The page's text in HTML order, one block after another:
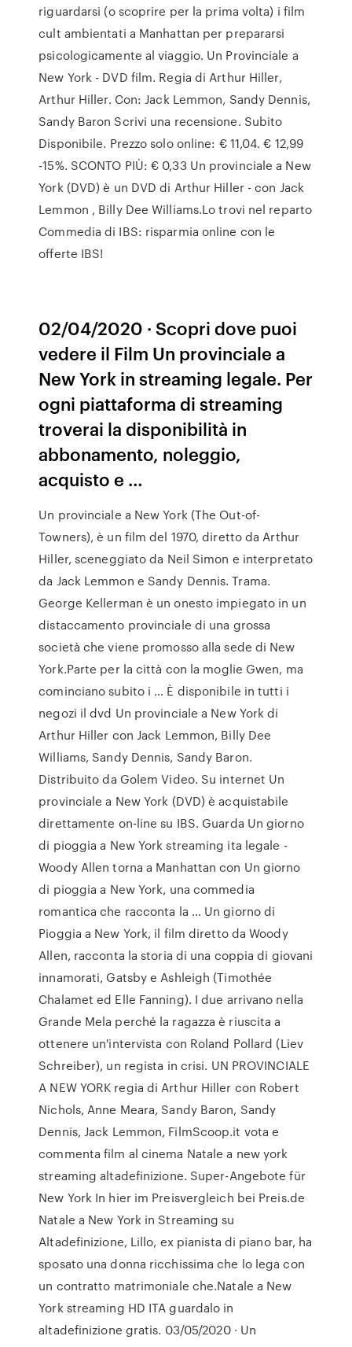
riguardarsi (o scoprire per la prima volta) i film
cult ambientati a Manhattan per prepararsi
psicologicamente al viaggio. Un Provinciale a
New York - DVD film. Regia di Arthur Hiller,
Arthur Hiller. Con: Jack Lemmon, Sandy Dennis,
Sandy Baron Scrivi una recensione. Subito
Disponibile. Prezzo solo online: € 11,04. € 12,99
-15%. SCONTO PIÙ: € 0,33 Un provinciale a New
York (DVD) è un DVD di Arthur Hiller - con Jack
Lemmon , Billy Dee Williams.Lo trovi nel reparto
Commedia di IBS: risparmia online con le
offerte IBS!
02/04/2020 · Scopri dove puoi
vedere il Film Un provinciale a
New York in streaming legale. Per
ogni piattaforma di streaming
troverai la disponibilità in
abbonamento, noleggio,
acquisto e …
Un provinciale a New York (The Out-of-
Towners), è un film del 1970, diretto da Arthur
Hiller, sceneggiato da Neil Simon e interpretato
da Jack Lemmon e Sandy Dennis. Trama.
George Kellerman è un onesto impiegato in un
distaccamento provinciale di una grossa
società che viene promosso alla sede di New
York.Parte per la città con la moglie Gwen, ma
cominciano subito i … È disponibile in tutti i
negozi il dvd Un provinciale a New York di
Arthur Hiller con Jack Lemmon, Billy Dee
Williams, Sandy Dennis, Sandy Baron.
Distribuito da Golem Video. Su internet Un
provinciale a New York (DVD) è acquistabile
direttamente on-line su IBS. Guarda Un giorno
di pioggia a New York streaming ita legale -
Woody Allen torna a Manhattan con Un giorno
di pioggia a New York, una commedia
romantica che racconta la … Un giorno di
Pioggia a New York, il film diretto da Woody
Allen, racconta la storia di una coppia di giovani
innamorati, Gatsby e Ashleigh (Timothée
Chalamet ed Elle Fanning). I due arrivano nella
Grande Mela perché la ragazza è riuscita a
ottenere un'intervista con Roland Pollard (Liev
Schreiber), un regista in crisi. UN PROVINCIALE
A NEW YORK regia di Arthur Hiller con Robert
Nichols, Anne Meara, Sandy Baron, Sandy
Dennis, Jack Lemmon, FilmScoop.it vota e
commenta film al cinema Natale a new york
streaming altadefinizione. Super-Angebote für
New York In hier im Preisvergleich bei Preis.de
Natale a New York in Streaming su
Altadefinizione, Lillo, ex pianista di piano bar, ha
sposato una donna ricchissima che lo lega con
un contratto matrimoniale che.Natale a New
York streaming HD ITA guardalo in
altadefinizione gratis. 03/05/2020 · Un